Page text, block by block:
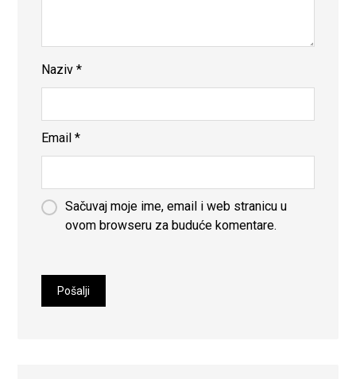
Naziv*
Email*
Sačuvaj moje ime, email i web stranicu u
ovom browseru za buduće komentare.